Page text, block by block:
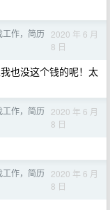
工作，简历 2020 年 6 月
8 日
也没这个钱的呢！太
工作，简历 2020 年 6 月
8 日
工作，简历 2020 年 6 月
8 日